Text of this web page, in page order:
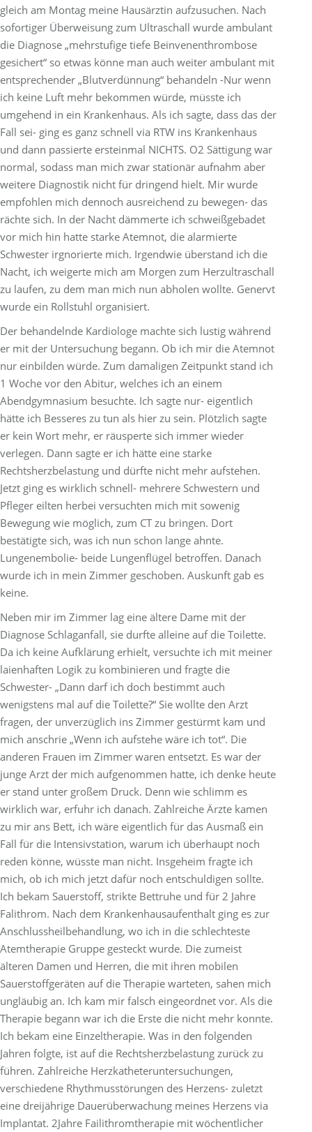
gleich am Montag meine Hausärztin aufzusuchen. Nach
sofortiger Überweisung zum Ultraschall wurde ambulant
die Diagnose „mehrstufige tiefe Beinvenenthrombose
gesichert“ so etwas könne man auch weiter ambulant mit
entsprechender „Blutverdünnung“ behandeln -Nur wenn
ich keine Luft mehr bekommen würde, müsste ich
umgehend in ein Krankenhaus. Als ich sagte, dass das der
Fall sei- ging es ganz schnell via RTW ins Krankenhaus
und dann passierte ersteinmal NICHTS. O2 Sättigung war
normal, sodass man mich zwar stationär aufnahm aber
weitere Diagnostik nicht für dringend hielt. Mir wurde
empfohlen mich dennoch ausreichend zu bewegen- das
rächte sich. In der Nacht dämmerte ich schweißgebadet
vor mich hin hatte starke Atemnot, die alarmierte
Schwester irgnorierte mich. Irgendwie überstand ich die
Nacht, ich weigerte mich am Morgen zum Herzultraschall
zu laufen, zu dem man mich nun abholen wollte. Genervt
wurde ein Rollstuhl organisiert.
Der behandelnde Kardiologe machte sich lustig während
er mit der Untersuchung begann. Ob ich mir die Atemnot
nur einbilden würde. Zum damaligen Zeitpunkt stand ich
1 Woche vor den Abitur, welches ich an einem
Abendgymnasium besuchte. Ich sagte nur- eigentlich
hätte ich Besseres zu tun als hier zu sein. Plötzlich sagte
er kein Wort mehr, er räusperte sich immer wieder
verlegen. Dann sagte er ich hätte eine starke
Rechtsherzbelastung und dürfte nicht mehr aufstehen.
Jetzt ging es wirklich schnell- mehrere Schwestern und
Pfleger eilten herbei versuchten mich mit sowenig
Bewegung wie möglich, zum CT zu bringen. Dort
bestätigte sich, was ich nun schon lange ahnte.
Lungenembolie- beide Lungenflügel betroffen. Danach
wurde ich in mein Zimmer geschoben. Auskunft gab es
keine.
Neben mir im Zimmer lag eine ältere Dame mit der
Diagnose Schlaganfall, sie durfte alleine auf die Toilette.
Da ich keine Aufklärung erhielt, versuchte ich mit meiner
laienhaften Logik zu kombinieren und fragte die
Schwester- „Dann darf ich doch bestimmt auch
wenigstens mal auf die Toilette?“ Sie wollte den Arzt
fragen, der unverzüglich ins Zimmer gestürmt kam und
mich anschrie „Wenn ich aufstehe wäre ich tot“. Die
anderen Frauen im Zimmer waren entsetzt. Es war der
junge Arzt der mich aufgenommen hatte, ich denke heute
er stand unter großem Druck. Denn wie schlimm es
wirklich war, erfuhr ich danach. Zahlreiche Ärzte kamen
zu mir ans Bett, ich wäre eigentlich für das Ausmaß ein
Fall für die Intensivstation, warum ich überhaupt noch
reden könne, wüsste man nicht. Insgeheim fragte ich
mich, ob ich mich jetzt dafür noch entschuldigen sollte.
Ich bekam Sauerstoff, strikte Bettruhe und für 2 Jahre
Falithrom. Nach dem Krankenhausaufenthalt ging es zur
Anschlussheilbehandlung, wo ich in die schlechteste
Atemtherapie Gruppe gesteckt wurde. Die zumeist
älteren Damen und Herren, die mit ihren mobilen
Sauerstoffgeräten auf die Therapie warteten, sahen mich
ungläubig an. Ich kam mir falsch eingeordnet vor. Als die
Therapie begann war ich die Erste die nicht mehr konnte.
Ich bekam eine Einzeltherapie. Was in den folgenden
Jahren folgte, ist auf die Rechtsherzbelastung zurück zu
führen. Zahlreiche Herzkatheteruntersuchungen,
verschiedene Rhythmusstörungen des Herzens- zuletzt
eine dreijährige Dauerüberwachung meines Herzens via
Implantat. 2Jahre Failithromtherapie mit wöchentlicher